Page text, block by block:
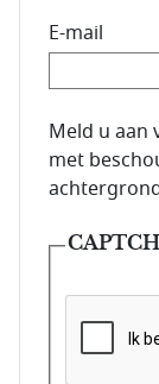
E-mail
E-
Meld u aan
met